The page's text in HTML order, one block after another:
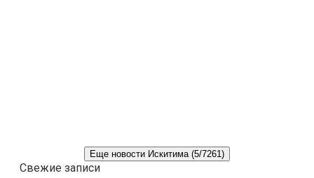
Еще новости Искитима (5/7261)
Свежие записи